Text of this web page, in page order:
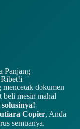
Panjang
Ribet!i
mencetak dokumen
beli mesin mahal
Copier, Anda
semuanya.